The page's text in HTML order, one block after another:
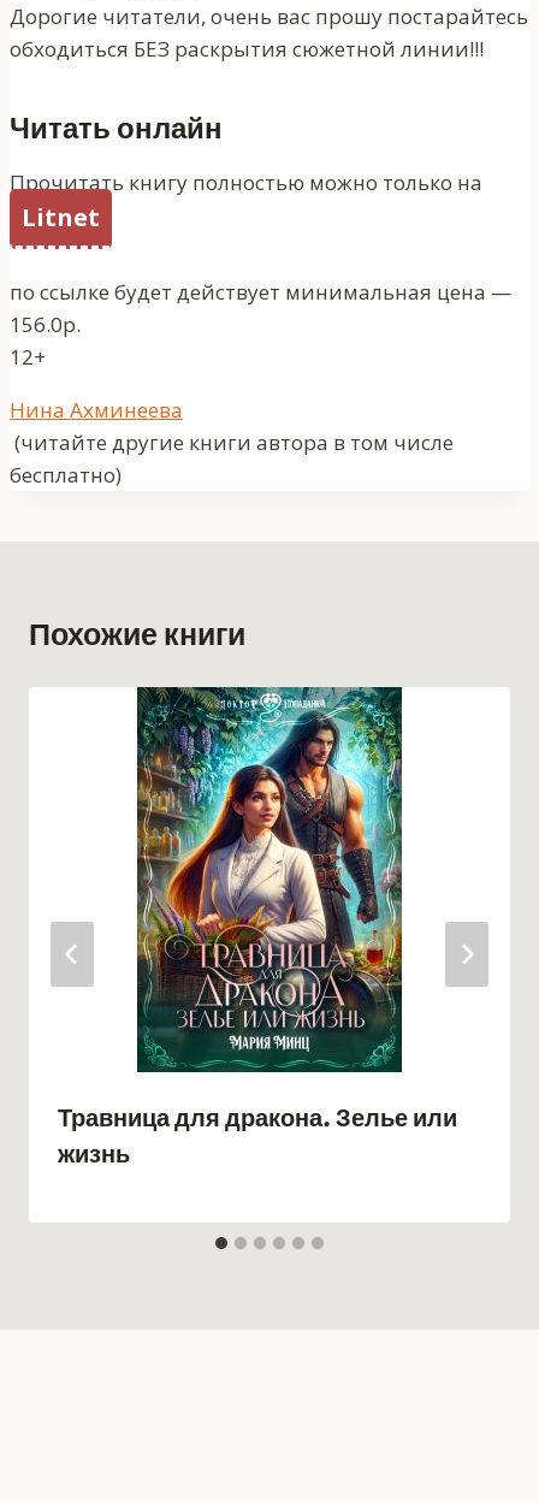
Дорогие читатели, очень вас прошу постарайтесь
обходиться БЕЗ раскрытия сюжетной линии!!!
Читать онлайн
Прочитать книгу полностью можно только на
Litnet
по ссылке будет действует минимальная цена —
156.0р.
12+
Метки
записи:
Нина Ахминеева
(читайте другие книги автора в том числе
бесплатно)
Похожие книги
Травница для дракона. Зелье или
жизнь